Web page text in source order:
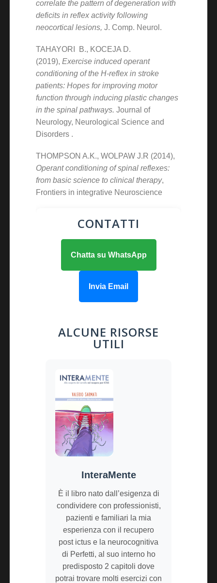
correlate the pattern of degeneration with
deficits in reflex activity following
neocortical lesions, J. Comp. Neurol.
TAHAYORI B., KOCEJA D.
(2019), Exercise induced operant
conditioning of the H-reflex in stroke
patients: Hopes for improving motor
function through inducing plastic changes
in the spinal pathways. Journal of
Neurology, Neurological Science and
Disorders .
THOMPSON A.K., WOLPAW J.R (2014),
Operant conditioning of spinal reflexes:
from basic science to clinical therapy,
Frontiers in integrative Neuroscience
CONTATTI
Chatta su WhatsApp
Invia Email
ALCUNE RISORSE
UTILI
InteraMente
È il libro nato dall’esigenza di
condividere con professionisti,
pazienti e familiari la mia
esperienza con il recupero
post ictus e la neurocognitiva
di Perfetti, al suo interno ho
predisposto 2 capitoli dove
potrai trovare molti esercizi con